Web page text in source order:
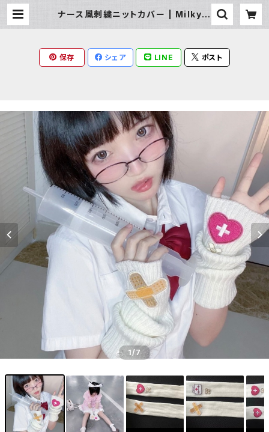
ナース風刺繍ニットカバー | Milky R
保存 シェア LINE ポスト
1/7